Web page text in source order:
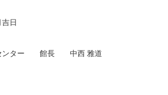
日
センター 館長 中西 雅道